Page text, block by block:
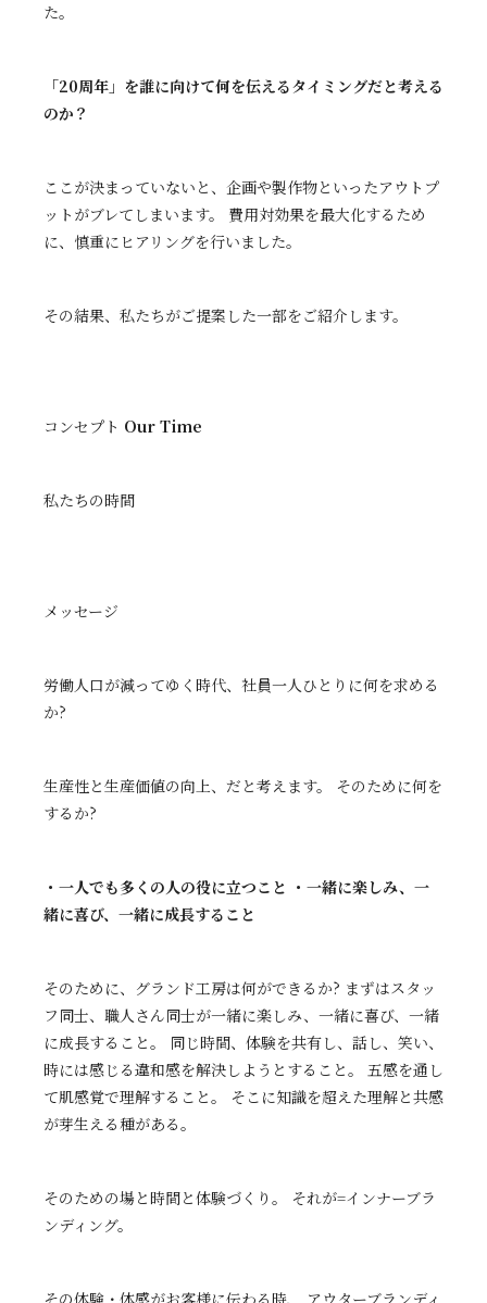
た。
「20周年」を誰に向けて何を伝えるタイミングだと考える
のか？
ここが決まっていないと、企画や製作物といったアウトプ
ットがブレてしまいます。 費用対効果を最大化するため
に、慎重にヒアリングを行いました。
その結果、私たちがご提案した一部をご紹介します。
コンセプト Our Time
私たちの時間
メッセージ
労働人口が減ってゆく時代、社員一人ひとりに何を求める
か?
生産性と生産価値の向上、だと考えます。 そのために何を
するか?
・一人でも多くの人の役に立つこと ・一緒に楽しみ、一
緒に喜び、一緒に成長すること
そのために、グランド工房は何ができるか? まずはスタッ
フ同士、職人さん同士が一緒に楽しみ、一緒に喜び、一緒
に成長すること。 同じ時間、体験を共有し、話し、笑い、
時には感じる違和感を解決しようとすること。 五感を通し
て肌感覚で理解すること。 そこに知識を超えた理解と共感
が芽生える種がある。
そのための場と時間と体験づくり。 それが=インナーブラ
ンディング。
その体験・体感がお客様に伝わる時、 アウターブランディ